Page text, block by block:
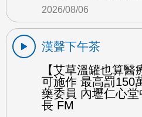
2026/08/06
漢聲下午茶
【艾草溫罐也算
可施作 最高罰150
藥委員 內壢仁心
長 FM